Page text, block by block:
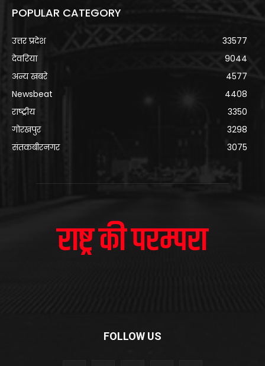
POPULAR CATEGORY
उत्तर प्रदेश
33577
देवरिया
9044
अन्य खबरे
4577
Newsbeat
4408
राष्ट्रीय
3350
गोरखपुर
3298
संतकबीरनगर
3075
FOLLOW US